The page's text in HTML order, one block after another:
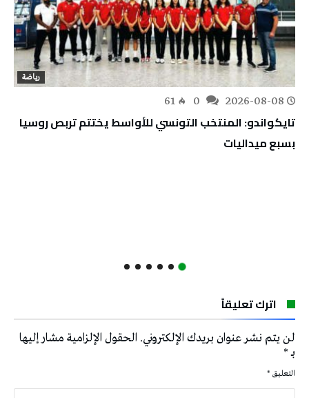
رياضة
2026-08-08
61
تايكواندو: المنتخب التونسي للأواسط يختتم تربص روسيا
بسبع ميداليات
اترك تعليقاً
لن يتم نشر عنوان بريدك الإلكتروني. الحقول الإلزامية مشار إليها
بـ*
التعليق *